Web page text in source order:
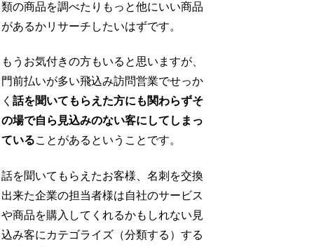
類の商品を調べたりもっと他にいい商品
があるかリサーチしたいはずです。
もうお気付きの方もいると思いますが、
門前払いが多い飛込み訪問営業でせっか
く話を聞いてもらえた方にも関わらずそ
の場で自ら見込みのない客にしてしまっ
ていることがあるということです。
話を聞いてもらえたお客様、名刺を交換
出来た企業の担当者様は自社のサービス
や商品を購入してくれるかもしれない見
込み客にカテゴライズ（分類する）する